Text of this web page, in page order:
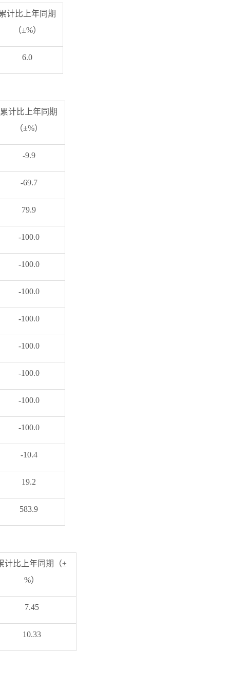
计比上年同期
（±%）
6.0
累计比上年同期
（±%）
-9.9
-69.7
79.9
-100.0
-100.0
-100.0
-100.0
-100.0
-100.0
-100.0
-100.0
-10.4
19.2
583.9
计比上年同期（±
%）
7.45
10.33